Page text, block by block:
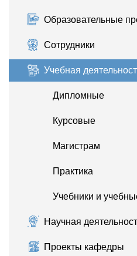
Образовательные
Сотрудники
Учебная
Дипломные
Курсовые
Магистрам
Практика
Учебники и
Научная
Проекты кафедры